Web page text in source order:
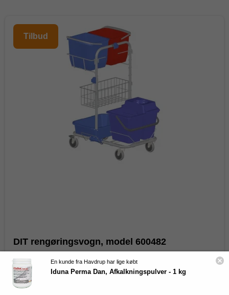
Tilbud
DIT rengøringsvogn, model 600482
600482
En kunde fra Havdrup har lige købt
Iduna Perma Dan, Afkalkningspulver - 1 kg
Spar 10 % på din første ordre
Skriv dig op til vores kundeklub og på de skarpeste
priser på alt hvad du behøver til din rengøring!
Ved at tilmelde dig accepterer du at modtage markedsføring via email
afmelde dig.